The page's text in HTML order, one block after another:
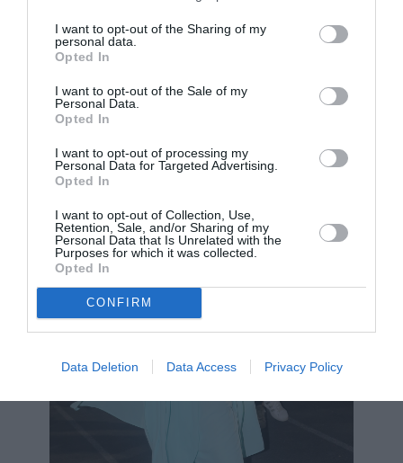
I want to opt-out of the Sharing of my
personal data.
Opted In
I want to opt-out of the Sale of my
Personal Data.
Opted In
I want to opt-out of processing my
Personal Data for Targeted Advertising.
Opted In
I want to opt-out of Collection, Use,
Retention, Sale, and/or Sharing of my
Personal Data that Is Unrelated with the
Purposes for which it was collected.
Opted In
CONFIRM
Data Deletion Data Access Privacy Policy